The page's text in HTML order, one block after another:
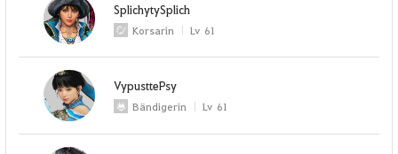
SplichytySplich
Korsarin Lv 61
VypusttePsy
Bändigerin Lv 61